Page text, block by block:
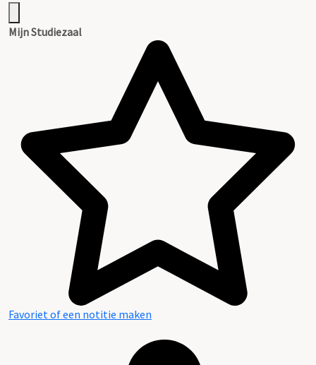
Mijn Studiezaal
Favoriet of een notitie maken